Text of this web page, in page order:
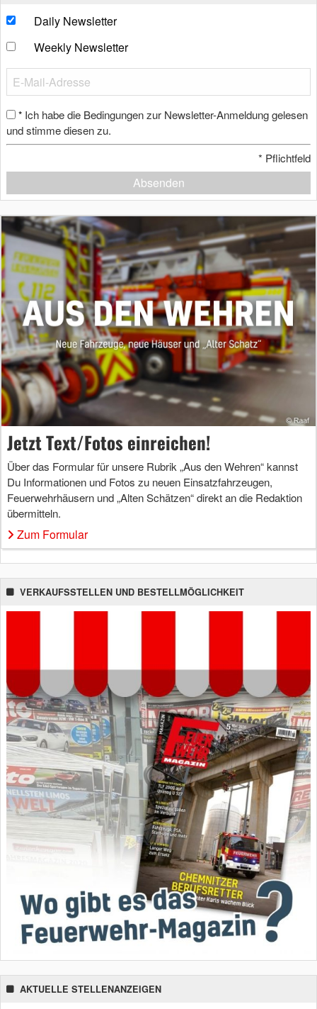
Daily Newsletter
Weekly Newsletter
* Ich habe die Bedingungen zur Newsletter-Anmeldung gelesen
und stimme diesen zu.
* Pflichtfeld
Absenden
Jetzt Text/Fotos einreichen!
Über das Formular für unsere Rubrik „Aus den Wehren“ kannst
Du Informationen und Fotos zu neuen Einsatzfahrzeugen,
Feuerwehrhäusern und „Alten Schätzen“ direkt an die Redaktion
übermitteln.
Zum Formular
VERKAUFSSTELLEN UND BESTELLMÖGLICHKEIT
AKTUELLE STELLENANZEIGEN